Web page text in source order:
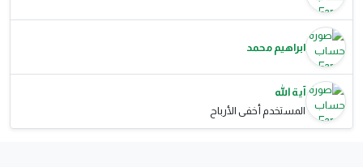
ابراهيم محمد
آية الله
المستخدم أخفى الأرباح